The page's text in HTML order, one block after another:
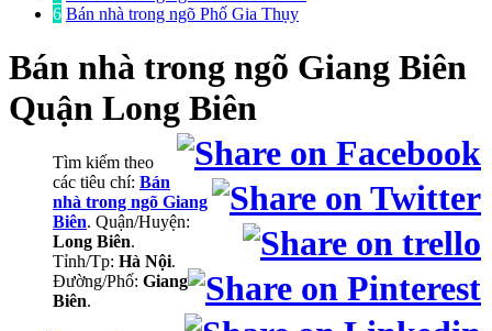
6 Bán nhà trong ngõ Phố Gia Thụy
Bán nhà trong ngõ Giang Biên
Quận Long Biên
Tìm kiếm theo
các tiêu chí: Bán
nhà trong ngõ Giang
Biên. Quận/Huyện:
Long Biên.
Tỉnh/Tp: Hà Nội.
Đường/Phố: Giang
Biên.